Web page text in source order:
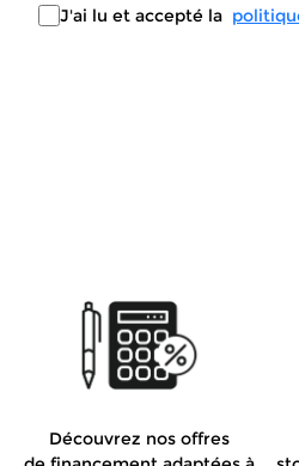
J'ai lu et accepté la
Découvrez nos offres